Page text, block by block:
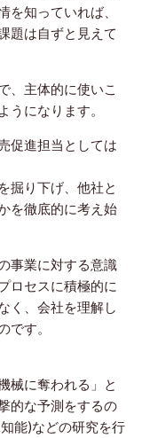
を知っていれば、
題は自ずと見えて
、主体的に使いこ
うになります。
促進担当としては
掘り下げ、他社と
を徹底的に考え始
事業に対する意識
ロセスに積極的に
く、会社を理解し
です。
械に奪われる」と
的な予測をするの
能)などの研究を行